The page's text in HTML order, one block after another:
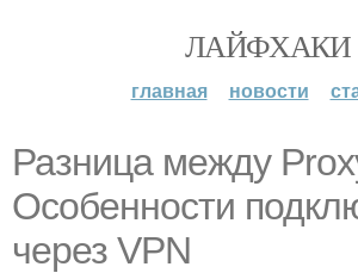
ЛАЙФХАКИ
главная новости
Разница между
Особенности
через VPN